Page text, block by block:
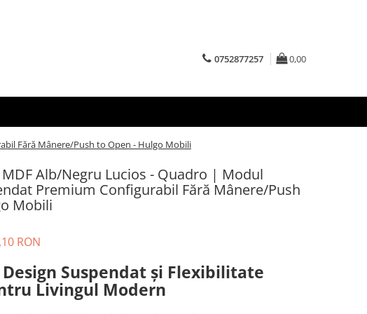
0752877257 0,00
Fără Mânere/Push to Open - Hulgo Mobili
Alb/Negru Lucios - Quadro | Modul
Premium Configurabil Fără Mânere/Push
Mobili
RON
Design Suspendat și Flexibilitate
Livingul Modern